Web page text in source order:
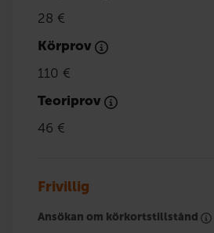
28 €
Körprov
110 €
Teoriprov
46 €
Frivillig
Ansökan om körkortstillstånd